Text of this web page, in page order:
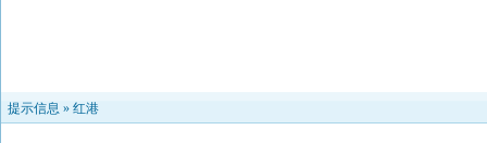
提示信息 » 红港